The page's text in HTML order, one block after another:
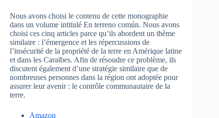
Nous avons choisi le contenu de cette monographie
dans un volume intitulé En terreno común. Nous avons
choisi ces cinq articles parce qu’ils abordent un thème
similaire : l’émergence et les répercussions de
l’insécurité de la propriété de la terre en Amérique latine
et dans les Caraïbes. Afin de résoudre ce problème, ils
discutent également d’une stratégie similaire que de
nombreuses personnes dans la région ont adoptée pour
assurer leur avenir : le contrôle communautaire de la
terre.
Amazon